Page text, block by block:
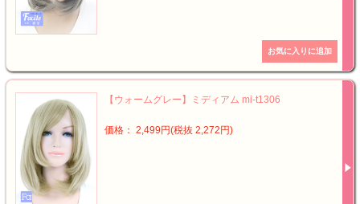
【ウォームグレー】ミディアム mi-t1306
価格： 2,499円(税抜 2,272円)